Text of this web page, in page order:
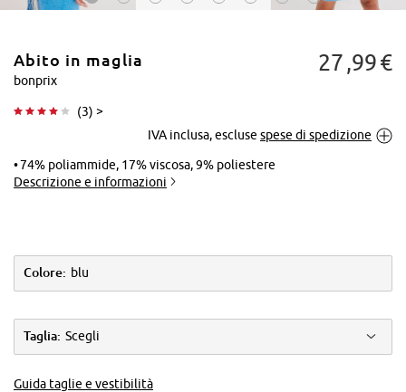
Tocca per
Abito in maglia
bonprix
(3) >
27 99€
IVA inclusa, escluse spese di spedizione
74% poliammide, 17% viscosa, 9% poliestere
Descrizione e informazioni
Colore: blu
Taglia: Scegli
Guida taglie e vestibilità